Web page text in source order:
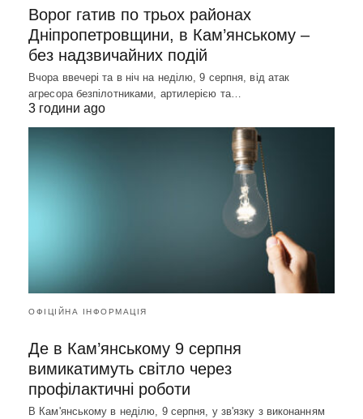
Ворог гатив по трьох районах
Дніпропетровщини, в Кам’янському –
без надзвичайних подій
Вчора ввечері та в ніч на неділю, 9 серпня, від атак
агресора безпілотниками, артилерією та…
3 години ago
ОФІЦІЙНА ІНФОРМАЦІЯ
Де в Кам’янському 9 серпня
вимикатимуть світло через
профілактичні роботи
В Кам'янському в неділю, 9 серпня, у зв'язку з виконанням